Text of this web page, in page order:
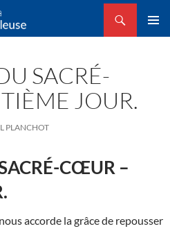
Miraculeuse
SACRÉ-
JOUR.
PLANCHOT
CŒUR –
accorde la grâce de repousser